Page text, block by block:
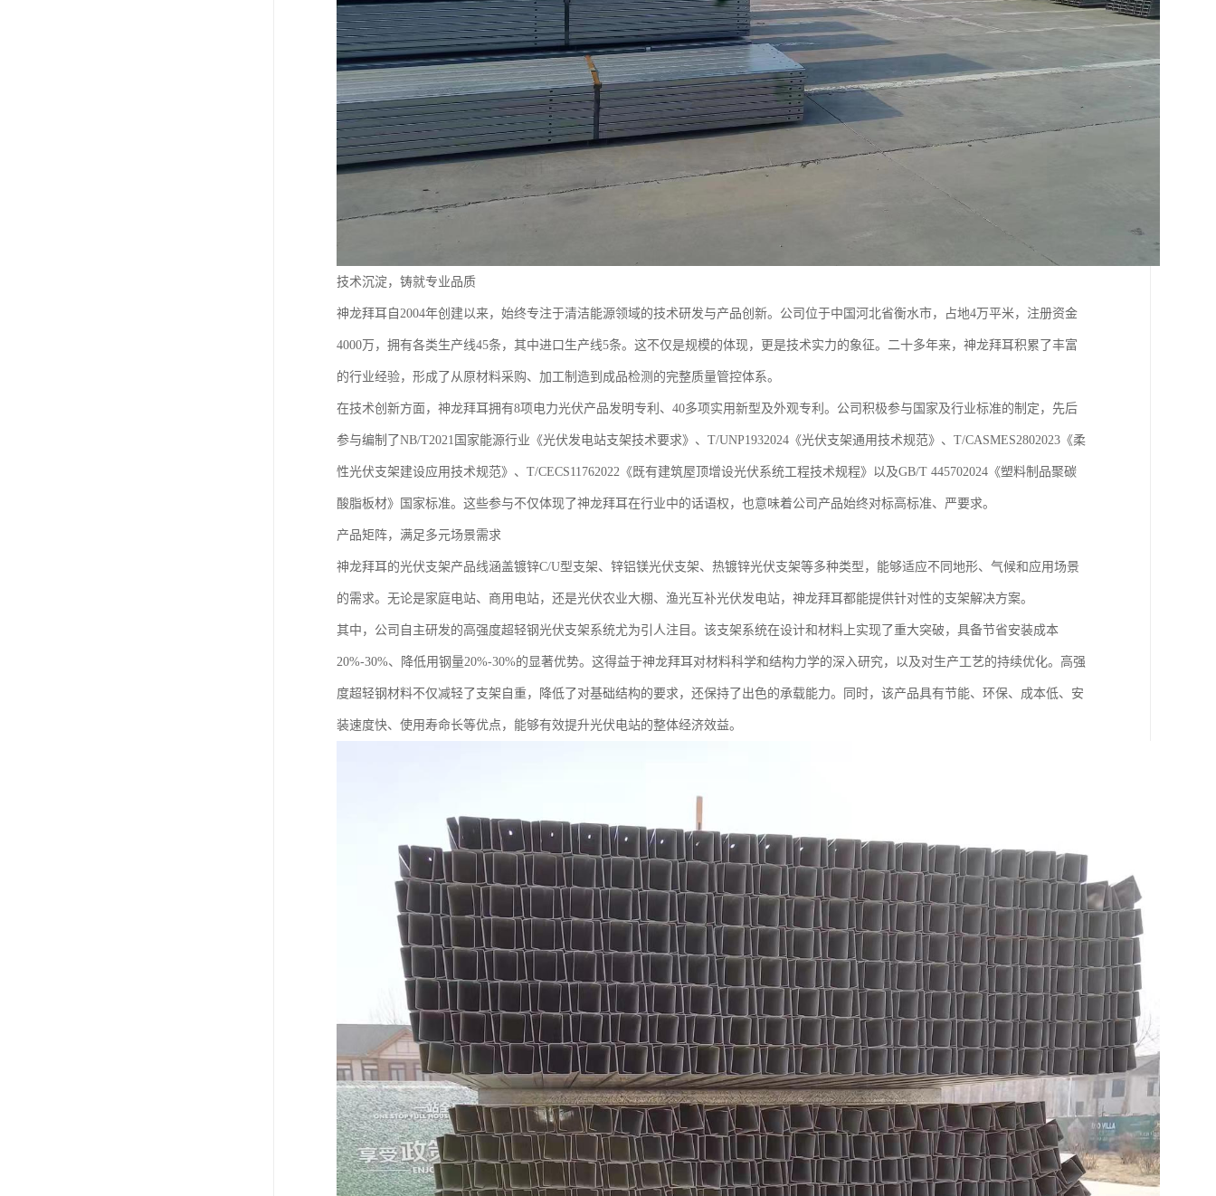
技术沉淀，铸就专业品质
神龙拜耳自2004年创建以来，始终专注于清洁能源领域的技术研发与产品创新。公司位于中国河北省衡水市，占地4万平米，注册资金
4000万，拥有各类生产线45条，其中进口生产线5条。这不仅是规模的体现，更是技术实力的象征。二十多年来，神龙拜耳积累了丰富
的行业经验，形成了从原材料采购、加工制造到成品检测的完整质量管控体系。
在技术创新方面，神龙拜耳拥有8项电力光伏产品发明专利、40多项实用新型及外观专利。公司积极参与国家及行业标准的制定，先后
参与编制了NB/T2021国家能源行业《光伏发电站支架技术要求》、T/UNP1932024《光伏支架通用技术规范》、T/CASMES2802023《柔
性光伏支架建设应用技术规范》、T/CECS11762022《既有建筑屋顶增设光伏系统工程技术规程》以及GB/T 445702024《塑料制品聚碳
酸脂板材》国家标准。这些参与不仅体现了神龙拜耳在行业中的话语权，也意味着公司产品始终对标高标准、严要求。
产品矩阵，满足多元场景需求
神龙拜耳的光伏支架产品线涵盖镀锌C/U型支架、锌铝镁光伏支架、热镀锌光伏支架等多种类型，能够适应不同地形、气候和应用场景
的需求。无论是家庭电站、商用电站，还是光伏农业大棚、渔光互补光伏发电站，神龙拜耳都能提供针对性的支架解决方案。
其中，公司自主研发的高强度超轻钢光伏支架系统尤为引人注目。该支架系统在设计和材料上实现了重大突破，具备节省安装成本
20%-30%、降低用钢量20%-30%的显著优势。这得益于神龙拜耳对材料科学和结构力学的深入研究，以及对生产工艺的持续优化。高强
度超轻钢材料不仅减轻了支架自重，降低了对基础结构的要求，还保持了出色的承载能力。同时，该产品具有节能、环保、成本低、安
装速度快、使用寿命长等优点，能够有效提升光伏电站的整体经济效益。